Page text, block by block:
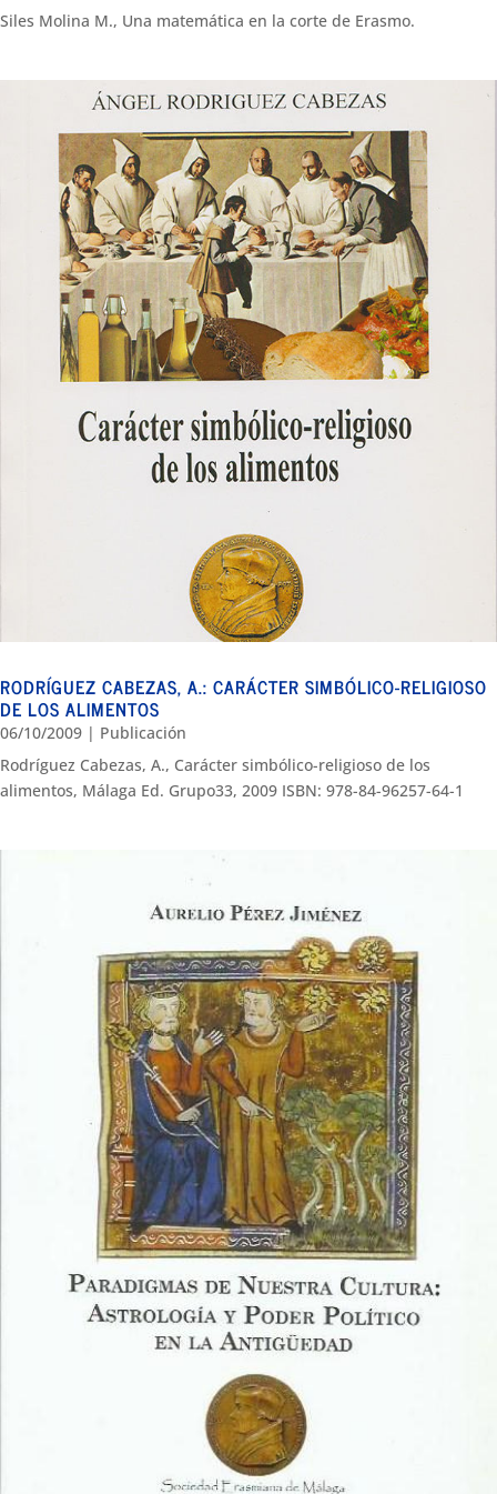
Siles Molina M., Una matemática en la corte de Erasmo.
RODRÍGUEZ CABEZAS, A.: CARÁCTER SIMBÓLICO-RELIGIOSO
DE LOS ALIMENTOS
06/10/2009 | Publicación
Rodríguez Cabezas, A., Carácter simbólico-religioso de los
alimentos, Málaga Ed. Grupo33, 2009 ISBN: 978-84-96257-64-1